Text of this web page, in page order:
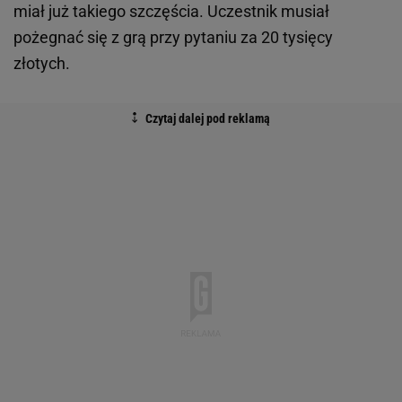
miał już takiego szczęścia. Uczestnik musiał
pożegnać się z grą przy pytaniu za 20 tysięcy
złotych.